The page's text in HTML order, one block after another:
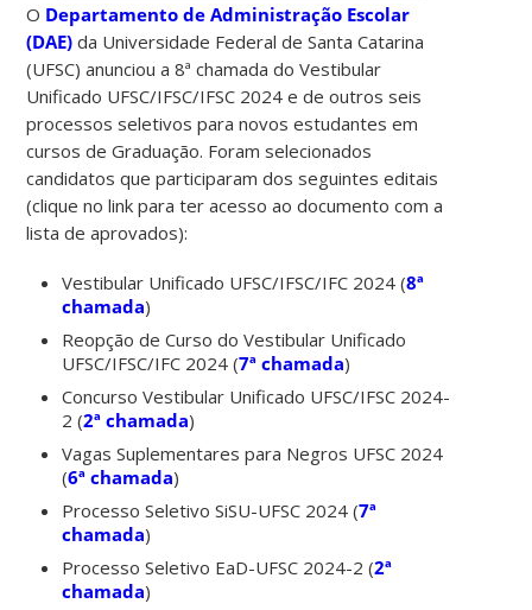
O Departamento de Administração Escolar
(DAE) da Universidade Federal de Santa Catarina
(UFSC) anunciou a 8ª chamada do Vestibular
Unificado UFSC/IFSC/IFSC 2024 e de outros seis
processos seletivos para novos estudantes em
cursos de Graduação. Foram selecionados
candidatos que participaram dos seguintes editais
(clique no link para ter acesso ao documento com a
lista de aprovados):
Vestibular Unificado UFSC/IFSC/IFC 2024 (8ª
chamada)
Reopção de Curso do Vestibular Unificado
UFSC/IFSC/IFC 2024 (7ª chamada)
Concurso Vestibular Unificado UFSC/IFSC 2024-
2 (2ª chamada)
Vagas Suplementares para Negros UFSC 2024
(6ª chamada)
Processo Seletivo SiSU-UFSC 2024 (7ª
chamada)
Processo Seletivo EaD-UFSC 2024-2 (2ª
chamada)